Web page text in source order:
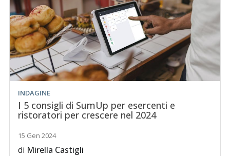
INDAGINE
I 5 consigli di SumUp per esercenti e
ristoratori per crescere nel 2024
15 Gen 2024
di Mirella Castigli